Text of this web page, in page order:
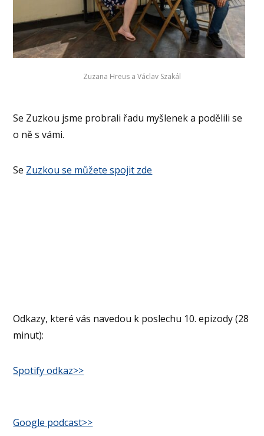
Zuzana Hreus a Václav Szakál
Se Zuzkou jsme probrali řadu myšlenek a podělili se
o ně s vámi.
Se Zuzkou se můžete spojit zde
Odkazy, které vás navedou k poslechu 10. epizody (28
minut):
Spotify odkaz>>
Google podcast>>